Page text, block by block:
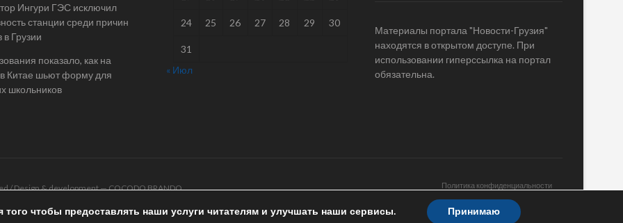
Ингури ГЭС исключил
станции среди причин
в Грузии
показало, как на
Китае шьют форму для
школьников
24 25 26 27 28 29 30
31
« Июл
Материалы портала "Новости-Грузия"
находятся в открытом доступе. При
использовании гиперссылка на портал
обязательна.
Политика конфиденциальности
/ Design & development —COCODO BRANDO
чтобы предоставлять наши услуги читателям и улучшать наши сервисы. Принимаю